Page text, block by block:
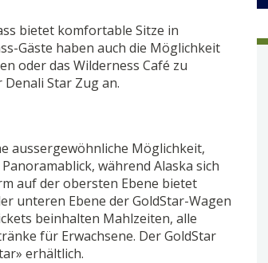
bietet komfortable Sitze in
Gäste haben auch die Möglichkeit
oder das Wilderness Café zu
Denali Star Zug an.
aussergewöhnliche Möglichkeit,
während Alaska sich
auf der obersten Ebene bietet
unteren Ebene der GoldStar-Wagen
beinhalten Mahlzeiten, alle
für Erwachsene. Der GoldStar
erhältlich.